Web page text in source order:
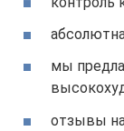
мы
отзывы